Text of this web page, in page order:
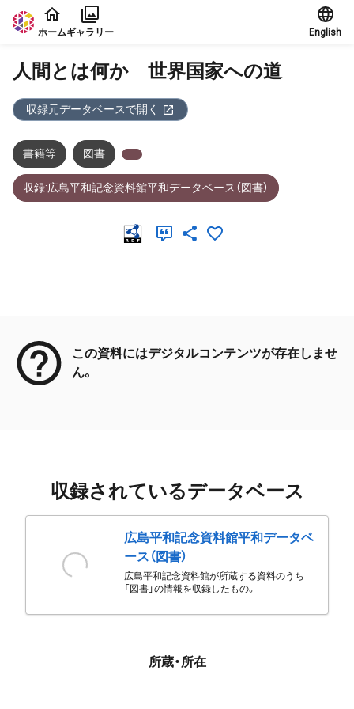
本文に飛ぶ
ホームギャラリー English
人間とは何か 世界国家への道
収録元データベースで開く
書籍等 図書
収録:広島平和記念資料館平和データベース（図書）
この資料にはデジタルコンテンツが存在しませ
ん。
収録されているデータベース
広島平和記念資料館平和データベ
ース（図書）
広島平和記念資料館が所蔵する資料のうち
「図書」の情報を収録したもの。
所蔵・所在